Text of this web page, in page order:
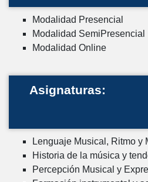
Modalidad Presencial
Modalidad SemiPresencial
Modalidad Online
Asignaturas:
Lenguaje Musical, Ritmo y
Historia de la música y
Percepción Musical y